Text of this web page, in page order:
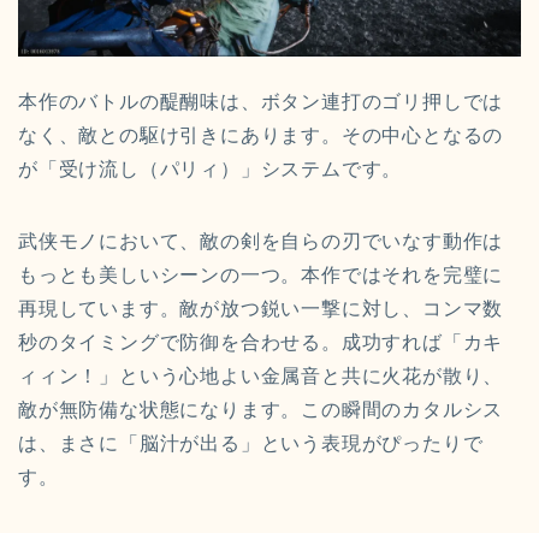
本作のバトルの醍醐味は、ボタン連打のゴリ押しでは
なく、敵との駆け引きにあります。その中心となるの
が「受け流し（パリィ）」システムです。
武侠モノにおいて、敵の剣を自らの刃でいなす動作は
もっとも美しいシーンの一つ。本作ではそれを完璧に
再現しています。敵が放つ鋭い一撃に対し、コンマ数
秒のタイミングで防御を合わせる。成功すれば「カキ
ィィン！」という心地よい金属音と共に火花が散り、
敵が無防備な状態になります。この瞬間のカタルシス
は、まさに「脳汁が出る」という表現がぴったりで
す。